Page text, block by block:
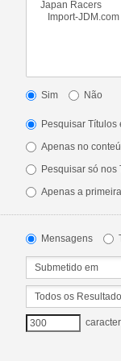
Sim Não
Pesquisar Títulos
Apenas no
Pesquisar só nos
Apenas a
Mensagens